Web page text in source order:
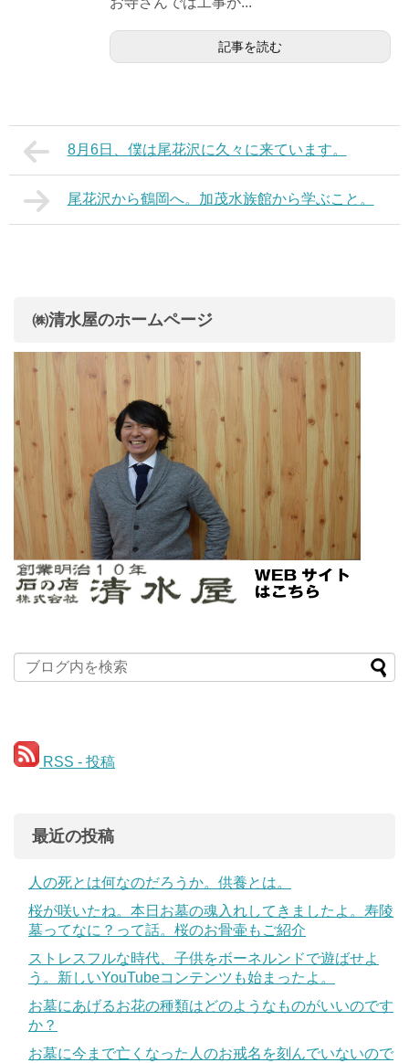
記事を読む
8月6日、僕は尾花沢に久々に来ています。
尾花沢から鶴岡へ。加茂水族館から学ぶこと。
㈱清水屋のホームページ
RSS - 投稿
最近の投稿
人の死とは何なのだろうか。供養とは。
桜が咲いたね。本日お墓の魂入れしてきましたよ。寿陵
墓ってなに？って話。桜のお骨壷もご紹介
ストレスフルな時代、子供をボーネルンドで遊ばせよ
う。新しいYouTubeコンテンツも始まったよ。
お墓にあげるお花の種類はどのようなものがいいのです
か？
お墓に今まで亡くなった人のお戒名を刻んでいないので